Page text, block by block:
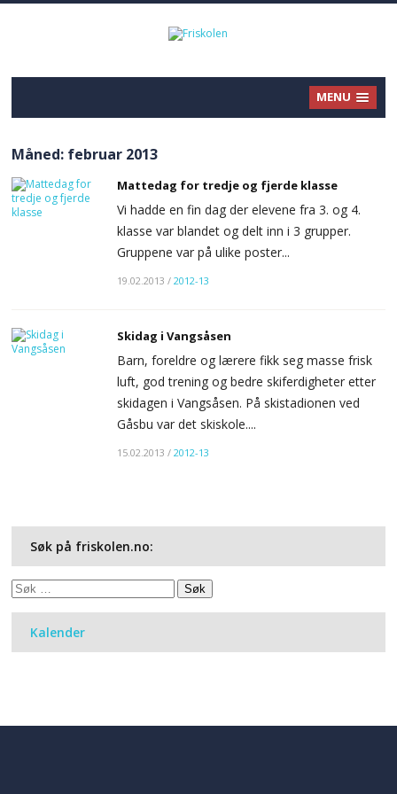
MENU
Måned: februar 2013
Mattedag for tredje og fjerde klasse
Vi hadde en fin dag der elevene fra 3. og 4.
klasse var blandet og delt inn i 3 grupper.
Gruppene var på ulike poster...
19.02.2013 /2012-13
Skidag i Vangsåsen
Barn, foreldre og lærere fikk seg masse frisk
luft, god trening og bedre skiferdigheter etter
skidagen i Vangsåsen. På skistadionen ved
Gåsbu var det skiskole....
15.02.2013 /2012-13
Søk på friskolen.no:
Søk
Kalender